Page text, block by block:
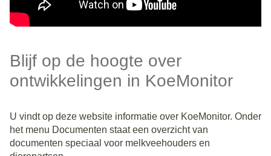
Blijf op de hoogte over
ontwikkelingen in KoeMonitor
U vindt op deze website informatie over KoeMonitor. Onder
het menu Documenten staat een overzicht van
documenten speciaal voor melkveehouders en